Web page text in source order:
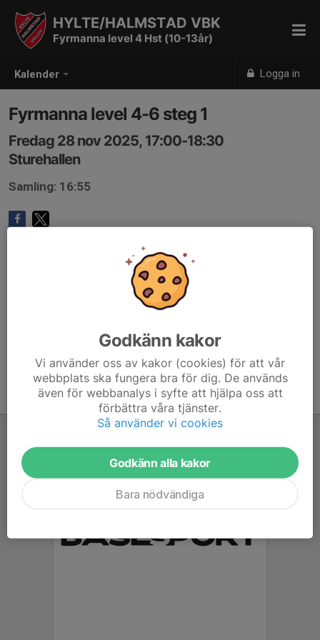
Kalender Logga in
HYLTE/HALMSTAD VBK
Fyrmanna level 4 Hst (10-13år)
Fyrmanna level 4-6 steg 1
Fredag 28 nov 2025, 17:00-18:30
Sturehallen
Samling: 16:55
Godkänn kakor
Vi använder oss av kakor (cookies) för att vår
webbplats ska fungera bra för dig. De används
även för webbanalys i syfte att hjälpa oss att
förbättra våra tjänster.
Så använder vi cookies
Godkänn alla kakor
Bara nödvändiga